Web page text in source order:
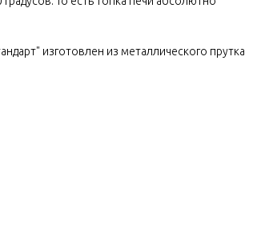
изготовлен из металлического прутка